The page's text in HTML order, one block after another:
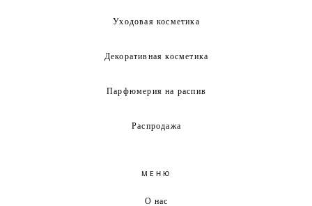
Уходовая косметика
Декоративная косметика
Парфюмерия на распив
Распродажа
МЕНЮ
О нас